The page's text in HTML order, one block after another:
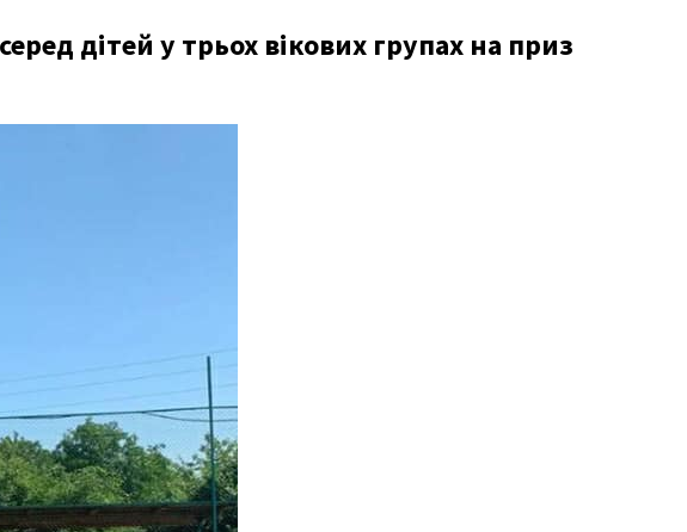
дітей у трьох вікових групах на приз